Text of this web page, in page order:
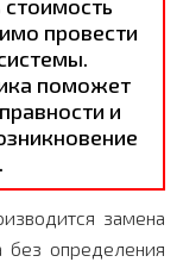
провести
поможет
и
замена
без определения